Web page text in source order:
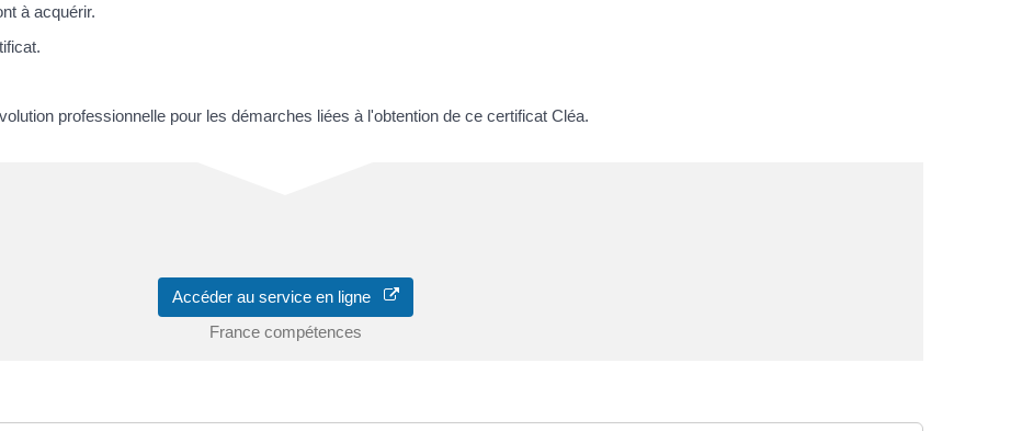
à acquérir.
professionnelle pour les démarches liées à l'obtention de ce certificat Cléa.
Accéder au service en ligne
France compétences